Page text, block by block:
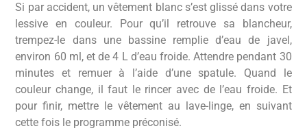
Si par accident, un vêtement blanc s’est glissé dans votre
lessive en couleur. Pour qu’il retrouve sa blancheur,
trempez-le dans une bassine remplie d’eau de javel,
environ 60 ml, et de 4 L d’eau froide. Attendre pendant 30
minutes et remuer à l’aide d’une spatule. Quand le
couleur change, il faut le rincer avec de l’eau froide. Et
pour finir, mettre le vêtement au lave-linge, en suivant
cette fois le programme préconisé.